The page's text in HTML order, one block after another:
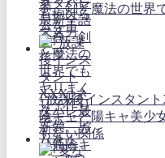
巻。剣と魔法の世界
ムを！
｢放課後インスタン
陰キャと陽キャ美少
もない関係